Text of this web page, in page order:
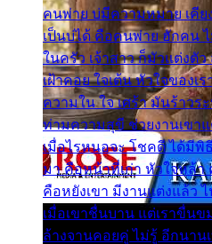
คนพ่าย บ่มีความหมาย เคียง
เป็นบ่ได้ คือคนพ่าย ฮักคน
ในครัว เจ้าสาว ก็มัวแต่งตัว
เฝ้าคอย ใจเต้น หัวใจของเ
ความใน ใจ เศร้า มันร้าว
ท่ามความสุขี ช่วยงานเขา
เมื่อไรหนอจะ โชคดี ได้มีพิ
มา คือหน้าที่เก่า หัวใจหล้า
คือหยังเขา มีงานแต่งแล้ว
เมื่อเขาชื่นบาน แต่เราขื่น
ล้างจานคอยคู่ ไม่รู้ อีกนาน